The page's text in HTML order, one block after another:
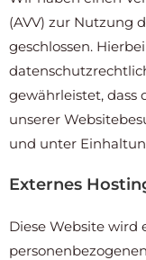
(AVV) zur Nutzung
geschlossen.
gewährleistet, dass
unserer
und unter
Externes
Diese Website wird